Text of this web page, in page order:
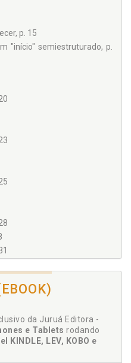
p. 15
"início" semiestruturado, p.
da Juruá Editora -
e Tablets rodando
KINDLE, LEV, KOBO e